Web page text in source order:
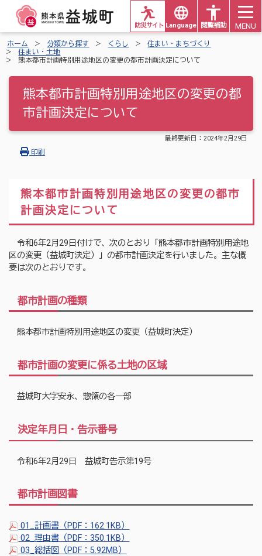
Languages 閲覧補助
防災サイト MENU
ホーム 分類から探す くらし
住まい・まちづくり
住まい・土地
熊本都市計画特別用途地区の変更の都市計画決定について
熊本都市計画特別用途地区の変更の都
市計画決定について
最終更新日： 2024年2月29日
印刷
熊本都市計画特別用途地区の変更の都市
計画決定について
令和6年2月29日付けで、次のとおり「熊本都市計画特別用途地
区の変更（益城町決定）」の都市計画決定を行いました。主な概
要は次のとおりです。
都市計画の種類
熊本都市計画特別用途地区の変更（益城町決定）
都市計画の変更に係る土地の区域
益城町大字安永、惣領の各一部
決定年月日・告示番号
令和6年2月29日 益城町告示第19号
都市計画図書
01_計画書（PDF：162.1KB）
02_理由書（PDF：350.1KB）
03_総括図（PDF：5.92MB）